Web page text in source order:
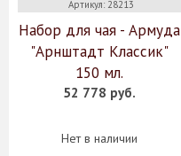
Артикул: 28213
Набор для чая - Армуда
"Арнштадт Классик"
150 мл.
52 778 руб.
Нет в наличии